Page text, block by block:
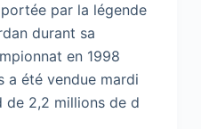
par la légende
durant sa
en 1998
a été vendue mardi
de 2,2 millions de d